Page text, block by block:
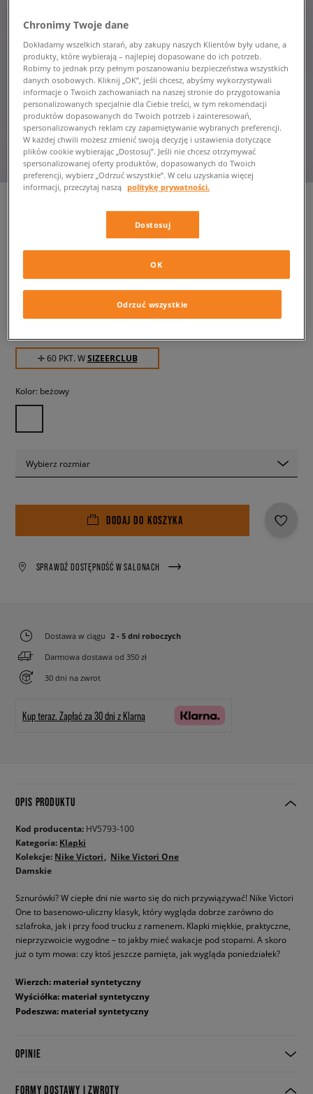
NIKE W VICTORI ONE SLIDE
damskie, klapki
59,99 zł
99,99 zł
(najniższa cena od momentu wprowadzenia produktu)
✛ 60 PKT. WSIZEERCLUB
Kolor: beżowy
Wybierz rozmiar
DODAJ DO KOSZYKA
SPRAWDŹ DOSTĘPNOŚĆ W SALONACH
Dostawa w ciągu 2 - 5 dni roboczych
Darmowa dostawa od 350 zł
30 dni na zwrot
Kup teraz. Zapłać za 30 dni z Klarną
OPIS PRODUKTU
Kod producenta: HV5793-100
Kategoria: Klapki
Kolekcje: Nike Victori
Nike Victori One
Damskie
Sznurówki? W ciepłe dni nie warto się do nich przywiązywać! Nike Victori
One to basenowo-uliczny klasyk, który wygląda dobrze zarówno do
szlafroka, jak i przy food trucku z ramenem. Klapki miękkie, praktyczne,
nieprzyzwoicie wygodne – to jakby mieć wakacje pod stopami. A skoro
już o tym mowa: czy ktoś jeszcze pamięta, jak wygląda poniedziałek?
Wierzch: materiał syntetyczny
Wyściółka: materiał syntetyczny
Podeszwa: materiał syntetyczny
OPINIE
FORMY DOSTAWY I ZWROTY
Chronimy Twoje dane
Dokładamy wszelkich starań, aby zakupy naszych Klientów były udane, a
produkty, które wybierają – najlepiej dopasowane do ich potrzeb.
Robimy to jednak przy pełnym poszanowaniu bezpieczeństwa wszystkich
danych osobowych. Kliknij „OK”, jeśli chcesz, abyśmy wykorzystywali
informacje o Twoich zachowaniach na naszej stronie do przygotowania
personalizowanych specjalnie dla Ciebie treści, w tym rekomendacji
produktów dopasowanych do Twoich potrzeb i zainteresowań,
spersonalizowanych reklam czy zapamiętywanie wybranych preferencji.
W każdej chwili możesz zmienić swoją decyzję i ustawienia dotyczące
plików cookie wybierając „Dostosuj”. Jeśli nie chcesz otrzymywać
spersonalizowanej oferty produktów, dopasowanych do Twoich
preferencji, wybierz „Odrzuć wszystkie”. W celu uzyskania więcej
informacji, przeczytaj naszą politykę prywatności.
Dostosuj
Odrzuć wszystkie
OK